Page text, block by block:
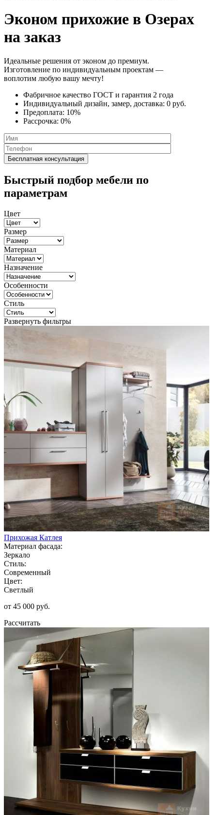
Эконом прихожие в Озерах
на заказ
Идеальные решения от эконом до премиум.
Изготовление по индивидуальным проектам —
воплотим любую вашу мечту!
Фабричное качество ГОСТ и гарантия 2 года
Индивидуальный дизайн, замер, доставка: 0 руб.
Предоплата: 10%
Рассрочка: 0%
Быстрый подбор мебели по
параметрам
Цвет
Размер
Материал
Назначение
Особенности
Стиль
Развернуть фильтры
Прихожая Катлея
Материал фасада:
Зеркало
Стиль:
Современный
Цвет:
Светлый
от 45 000 руб.
Рассчитать